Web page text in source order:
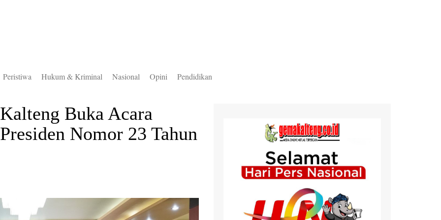
Timur
Utara
Mas
Peristiwa Hukum & Kriminal Nasional Opini Pendidikan
Buka Acara
Nomor 23 Tahun